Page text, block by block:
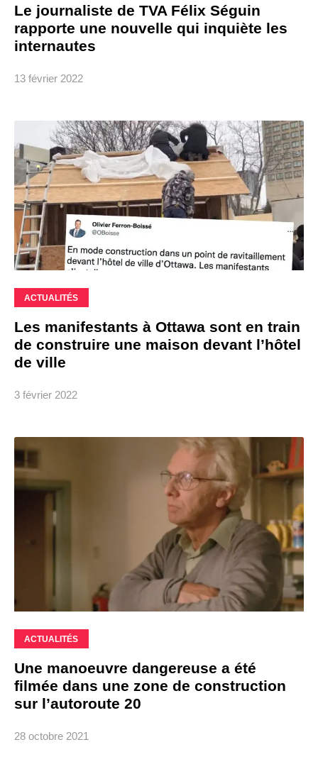
Le journaliste de TVA Félix Séguin
rapporte une nouvelle qui inquiète les
internautes
13 février 2022
ACTUALITÉS
Les manifestants à Ottawa sont en train
de construire une maison devant l’hôtel
de ville
3 février 2022
ACTUALITÉS
Une manoeuvre dangereuse a été
filmée dans une zone de construction
sur l’autoroute 20
28 octobre 2021